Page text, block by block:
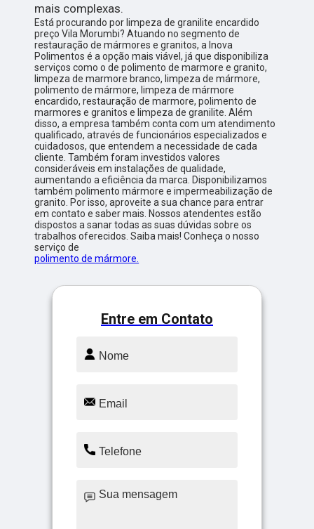
mais complexas.
Está procurando por limpeza de granilite encardido
preço Vila Morumbi? Atuando no segmento de
restauração de mármores e granitos, a Inova
Polimentos é a opção mais viável, já que disponibiliza
serviços como o de polimento de marmore e granito,
limpeza de marmore branco, limpeza de mármore,
polimento de mármore, limpeza de mármore
encardido, restauração de marmore, polimento de
marmores e granitos e limpeza de granilite. Além
disso, a empresa também conta com um atendimento
qualificado, através de funcionários especializados e
cuidadosos, que entendem a necessidade de cada
cliente. Também foram investidos valores
consideráveis em instalações de qualidade,
aumentando a eficiência da marca. Disponibilizamos
também polimento mármore e impermeabilização de
granito. Por isso, aproveite a sua chance para entrar
em contato e saber mais. Nossos atendentes estão
dispostos a sanar todas as suas dúvidas sobre os
trabalhos oferecidos. Saiba mais! Conheça o nosso
serviço de
polimento de mármore.
Entre em Contato